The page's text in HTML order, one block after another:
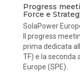
Progress
Force e
SolaPower
Il progress
prima dedicata
TF) e la seconda
Europe (SPE).